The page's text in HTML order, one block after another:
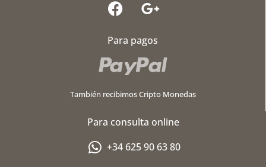
a
e
b
o
o
k
o
g
l
e
-
p
l
s
Para pagos
También recibimos Cripto Monedas
Para consulta online
+34 625 90 63 80